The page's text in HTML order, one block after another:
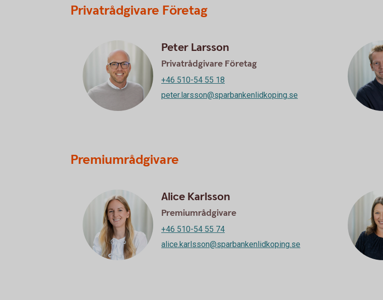
Privatrådgivare Företag
Peter Larsson
Privatrådgivare Företag
+46 510-54 55 18
peter.larsson@sparbankenlidkoping.se
Premiumrådgivare
Alice Karlsson
Premiumrådgivare
+46 510-54 55 74
alice.karlsson@sparbankenlidkoping.se